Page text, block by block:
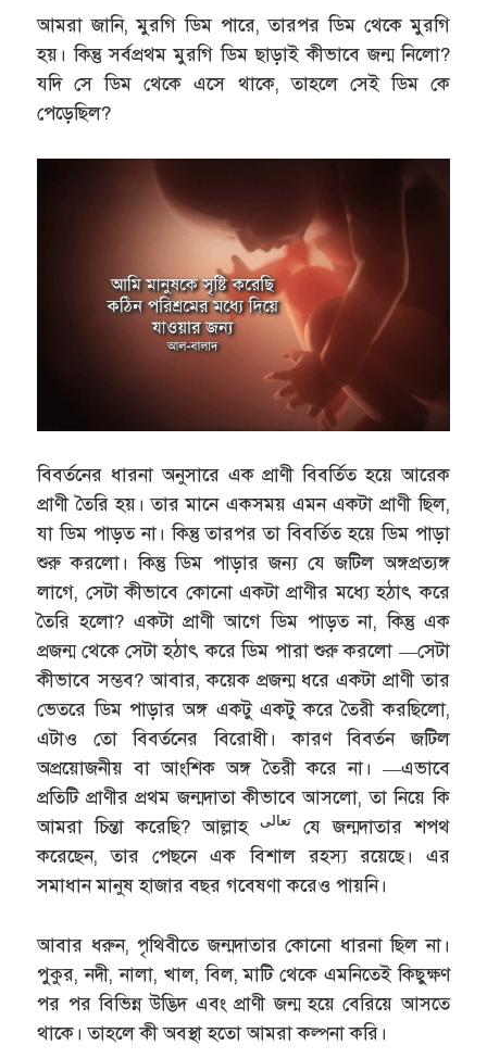
আমরা জানি, মুরগি ডিম পারে, তারপর ডিম থেকে মুরগি
হয়। কিন্তু সর্বপ্রথম মুরগি ডিম ছাড়াই কীভাবে জন্ম নিলো?
যদি সে ডিম থেকে এসে থাকে, তাহলে সেই ডিম কে
পেড়েছিল?
বিবর্তনের ধারনা অনুসারে এক প্রাণী বিবর্তিত হয়ে আরেক
প্রাণী তৈরি হয়। তার মানে একসময় এমন একটা প্রাণী ছিল,
যা ডিম পাড়ত না। কিন্তু তারপর তা বিবর্তিত হয়ে ডিম পাড়া
শুরু করলো। কিন্তু ডিম পাড়ার জন্য যে জটিল অঙ্গপ্রত্যঙ্গ
লাগে, সেটা কীভাবে কোনো একটা প্রাণীর মধ্যে হঠাৎ করে
তৈরি হলো? একটা প্রাণী আগে ডিম পাড়ত না, কিন্তু এক
প্রজন্ম থেকে সেটা হঠাৎ করে ডিম পারা শুরু করলো —সেটা
কীভাবে সম্ভব? আবার, কয়েক প্রজন্ম ধরে একটা প্রাণী তার
ভেতরে ডিম পাড়ার অঙ্গ একটু একটু করে তৈরী করছিলো,
এটাও তো বিবর্তনের বিরোধী। কারণ বিবর্তন জটিল
অপ্রয়োজনীয় বা আংশিক অঙ্গ তৈরী করে না। —এভাবে
প্রতিটি প্রাণীর প্রথম জন্মদাতা কীভাবে আসলো, তা নিয়ে কি
আমরা চিন্তা করেছি? আল্লাহ
تعالىযে জন্মদাতার শপথ
করেছেন, তার পেছনে এক বিশাল রহস্য রয়েছে। এর
সমাধান মানুষ হাজার বছর গবেষণা করেও পায়নি।
আবার ধরুন, পৃথিবীতে জন্মদাতার কোনো ধারনা ছিল না।
পুকুর, নদী, নালা, খাল, বিল, মাটি থেকে এমনিতেই কিছুক্ষণ
পর পর বিভিন্ন উদ্ভিদ এবং প্রাণী জন্ম হয়ে বেরিয়ে আসতে
থাকে। তাহলে কী অবস্থা হতো আমরা কল্পনা করি।